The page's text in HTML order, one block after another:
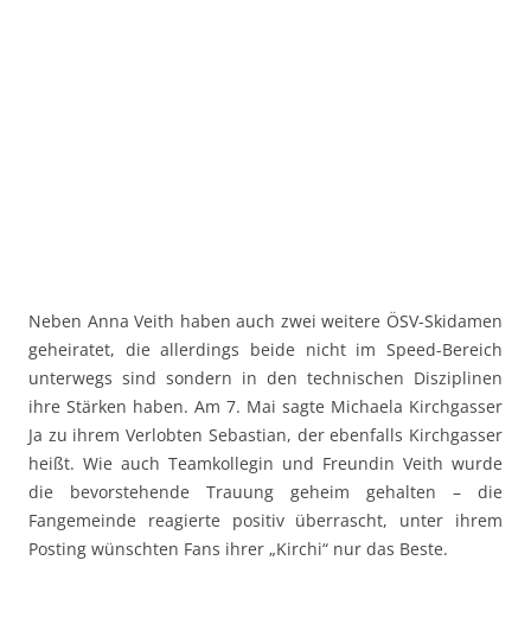
Neben Anna Veith haben auch zwei weitere ÖSV-Skidamen
geheiratet, die allerdings beide nicht im Speed-Bereich
unterwegs sind sondern in den technischen Disziplinen
ihre Stärken haben. Am 7. Mai sagte Michaela Kirchgasser
Ja zu ihrem Verlobten Sebastian, der ebenfalls Kirchgasser
heißt. Wie auch Teamkollegin und Freundin Veith wurde
die bevorstehende Trauung geheim gehalten – die
Fangemeinde reagierte positiv überrascht, unter ihrem
Posting wünschten Fans ihrer „Kirchi“ nur das Beste.